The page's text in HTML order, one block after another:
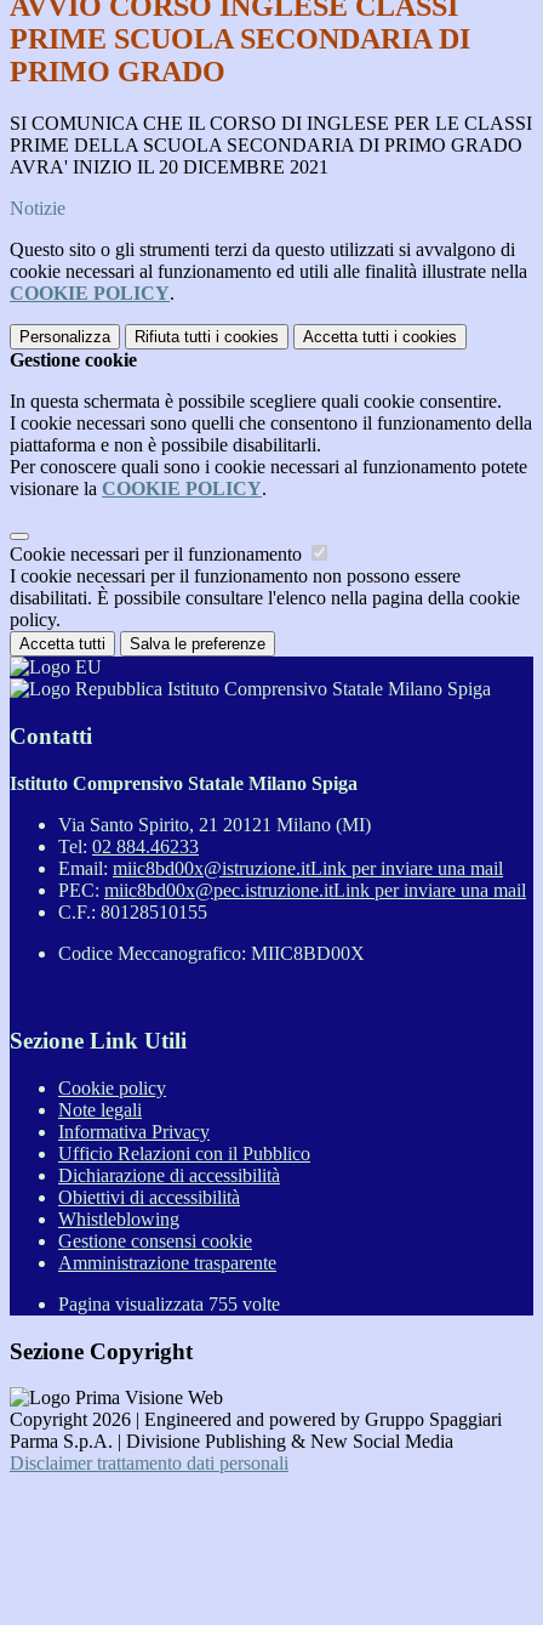
AVVIO CORSO INGLESE CLASSI
PRIME SCUOLA SECONDARIA DI
PRIMO GRADO
SI COMUNICA CHE IL CORSO DI INGLESE PER LE CLASSI
PRIME DELLA SCUOLA SECONDARIA DI PRIMO GRADO
AVRA' INIZIO IL 20 DICEMBRE 2021
Notizie
Questo sito o gli strumenti terzi da questo utilizzati si avvalgono di
cookie necessari al funzionamento ed utili alle finalità illustrate nella
COOKIE POLICY.
Personalizza Rifiuta tutti i cookies Accetta tutti i cookies
Gestione cookie
In questa schermata è possibile scegliere quali cookie consentire.
I cookie necessari sono quelli che consentono il funzionamento della
piattaforma e non è possibile disabilitarli.
Per conoscere quali sono i cookie necessari al funzionamento potete
visionare la COOKIE POLICY.
Cookie necessari per il funzionamento
I cookie necessari per il funzionamento non possono essere
disabilitati. È possibile consultare l'elenco nella pagina della cookie
policy.
Accetta tutti Salva le preferenze
Istituto Comprensivo Statale Milano Spiga
Contatti
Istituto Comprensivo Statale Milano Spiga
Via Santo Spirito, 21 20121 Milano (MI)
Tel: 02 884.46233
Email: miic8bd00x@istruzione.itLink per inviare una mail
PEC: miic8bd00x@pec.istruzione.itLink per inviare una mail
C.F.: 80128510155
Codice Meccanografico: MIIC8BD00X
Sezione Link Utili
Cookie policy
Note legali
Informativa Privacy
Ufficio Relazioni con il Pubblico
Dichiarazione di accessibilità
Obiettivi di accessibilità
Whistleblowing
Gestione consensi cookie
Amministrazione trasparente
Pagina visualizzata 755 volte
Sezione Copyright
Copyright 2026 | Engineered and powered by Gruppo Spaggiari
Parma S.p.A. | Divisione Publishing & New Social Media
Disclaimer trattamento dati personali